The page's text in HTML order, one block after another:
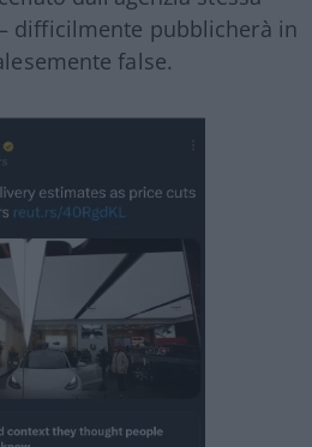
difficilmente pubblicherà in
false.